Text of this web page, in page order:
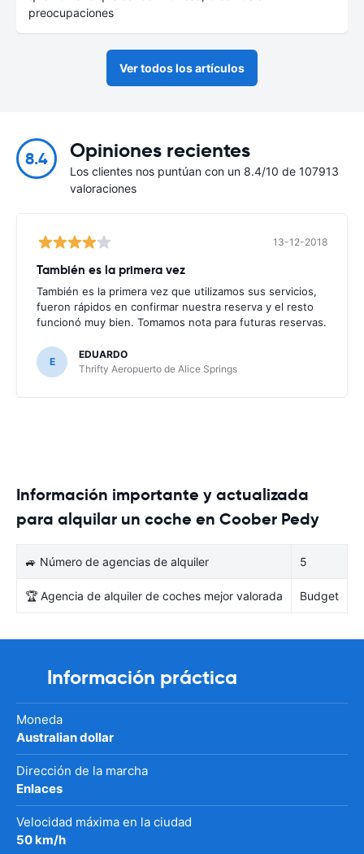
preocupaciones
Ver todos los artículos
8.4 Opiniones recientes
Los clientes nos puntúan con un 8.4/10 de 107913
valoraciones
13-12-2018
También es la primera vez
También es la primera vez que utilizamos sus servicios,
fueron rápidos en confirmar nuestra reserva y el resto
funcionó muy bien. Tomamos nota para futuras reservas.
E
EDUARDO
Thrifty Aeropuerto de Alice Springs
Información importante y actualizada
para alquilar un coche en Coober Pedy
🚙 Número de agencias de alquiler 5
🏆 Agencia de alquiler de coches mejor valorada Budget
Información práctica
Moneda
Australian dollar
Dirección de la marcha
Enlaces
Velocidad máxima en la ciudad
50 km/h